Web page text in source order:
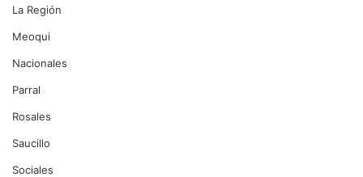
La Región
Meoqui
Nacionales
Parral
Rosales
Saucillo
Sociales